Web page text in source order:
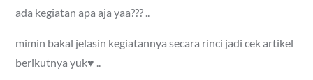
ada kegiatan apa aja yaa??? ..
mimin bakal jelasin kegiatannya secara rinci jadi cek artikel
berikutnya yuk♥ ..